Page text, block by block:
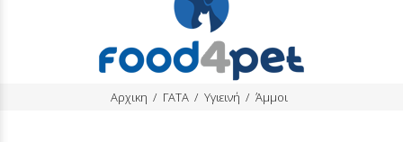
Αρχικη ΓΑΤΑ Υγιεινή Άμμοι